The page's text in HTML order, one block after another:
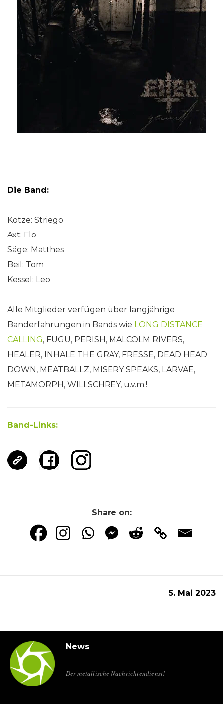
Die Band:
Kotze: Striego
Axt: Flo
Säge: Matthes
Beil: Tom
Kessel: Leo
Alle Mitglieder verfügen über langjährige
Banderfahrungen in Bands wie LONG DISTANCE
CALLING, FUGU, PERISH, MALCOLM RIVERS,
HEALER, INHALE THE GRAY, FRESSE, DEAD HEAD
DOWN, MEATBALLZ, MISERY SPEAKS, LARVAE,
METAMORPH, WILLSCHREY, u.v.m.!
Band-Links:
Share on:
5. Mai 2023
News
Der metallische Nachrichtendienst!